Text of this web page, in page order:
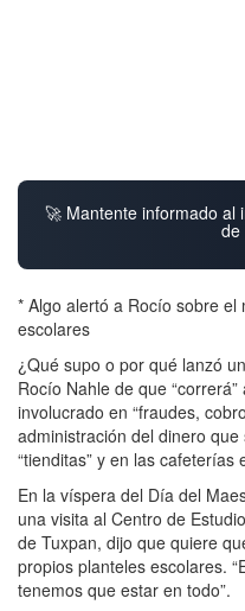
🚀 Mantente informado al
de
* Algo alertó a Rocío sobre el
escolares
¿Qué supo o por qué lanzó
Rocío Nahle de que
involucrado en “fraudes,
administración del dinero
“tienditas” y en las cafeterías
En la víspera del Día del
una visita al Centro de
de Tuxpan, dijo que quiere
propios planteles escolares.
tenemos que estar en todo”.